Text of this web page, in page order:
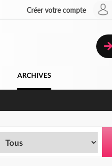
Créer votre compte
ARCHIVES